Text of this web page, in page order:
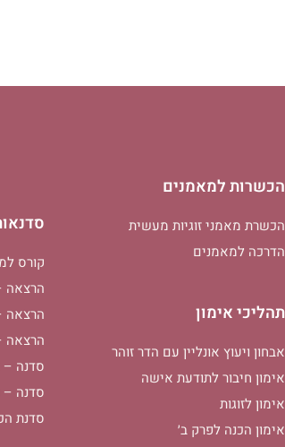
הכשרות למאמנים
הכשרת מאמני זוגיות מעשית
הדרכה למאמנים
תהליכי אימון
אבחון ויעוץ אונליין עם הדר זוהר
אימון חיבור לתודעת אישה
אימון לזוגות
אימון הכנה לפרק ב׳
קורס
הרצאה
הרצאה
הרצאה –
סדנה
סדנה –
סדנת